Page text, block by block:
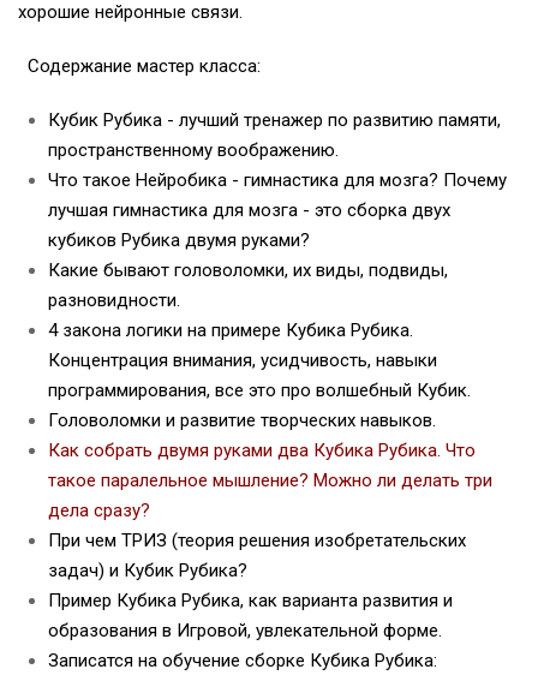
хорошие нейронные связи.
Содержание мастер класса:
Кубик Рубика - лучший тренажер по развитию памяти,
пространственному воображению.
Что такое Нейробика - гимнастика для мозга? Почему
лучшая гимнастика для мозга - это сборка двух
кубиков Рубика двумя руками?
Какие бывают головоломки, их виды, подвиды,
разновидности.
4 закона логики на примере Кубика Рубика.
Концентрация внимания, усидчивость, навыки
программирования, все это про волшебный Кубик.
Головоломки и развитие творческих навыков.
Как собрать двумя руками два Кубика Рубика. Что
такое паралельное мышление? Можно ли делать три
дела сразу?
При чем ТРИЗ (теория решения изобретательских
задач) и Кубик Рубика?
Пример Кубика Рубика, как варианта развития и
образования в Игровой, увлекательной форме.
Записатся на обучение сборке Кубика Рубика: